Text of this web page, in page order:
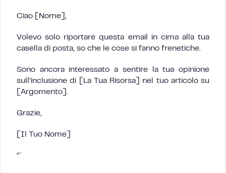
Ciao [Nome],
Volevo solo riportare questa email in cima alla tua
casella di posta, so che le cose si fanno frenetiche.
Sono ancora interessato a sentire la tua opinione
sull’inclusione di [La Tua Risorsa] nel tuo articolo su
[Argomento].
Grazie,
[Il Tuo Nome]
“`